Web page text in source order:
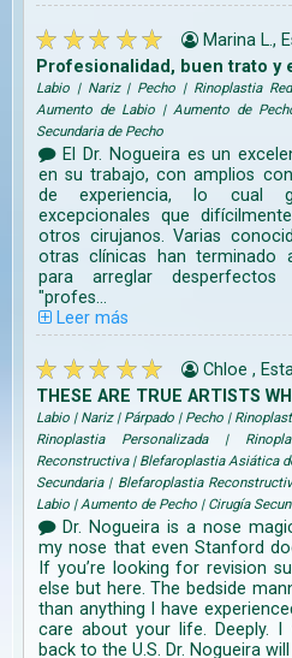
Marina L.,
Profesionalidad, buen trato y
Labio | Nariz | Pecho | Rinoplastia
Aumento de Labio | Aumento de
Secundaria de Pecho
El Dr. Nogueira es un
en su trabajo, con amplios
de experiencia, lo cual
excepcionales que
otros cirujanos. Varias
otras clínicas han terminado
para arreglar
"profes...
Leer más
Chloe ,
THESE ARE TRUE ARTISTS
Labio | Nariz | Párpado | Pecho |
Rinoplastia Personalizada |
Reconstructiva | Blefaroplastia Asiática
Secundaria | Blefaroplastia
Labio | Aumento de Pecho | Cirugía
Dr. Nogueira is a nose
my nose that even Stanford
If you’re looking for revision
else but here. The bedside
than anything I have
care about your life. Deeply.
back to the U.S. Dr. Nogueira will